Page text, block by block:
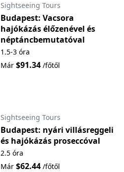
Sightseeing Tours
Budapest: Vacsora
hajókázás élőzenével és
néptáncbemutatóval
1.5-3 óra
Már $91.34/főtől
Sightseeing Tours
Budapest: nyári villásreggeli
és hajókázás proseccóval
2.5 óra
Már $62.44/főtől